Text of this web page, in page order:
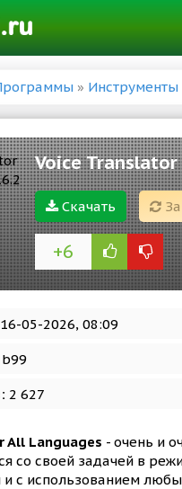
» Инструменты
Voice
Скачать
+6
16-05-2026, 08:09
b99
2 627
All Languages - очень и
со своей задачей в
с использованием